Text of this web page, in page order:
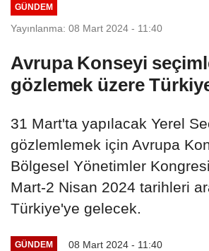
GÜNDEM
Yayınlanma: 08 Mart 2024 - 11:40
Avrupa Konseyi
gözlemek üzere
31 Mart'ta yapılacak Yerel
gözlemlemek için Avrupa
Bölgesel Yönetimler
Mart-2 Nisan 2024 tarihleri
Türkiye'ye gelecek.
GÜNDEM 08 Mart 2024 - 11:40